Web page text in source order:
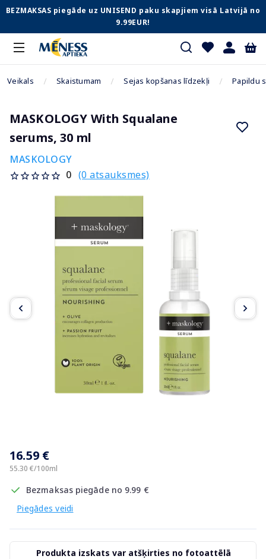
BEZMAKSAS piegāde uz UNISEND paku skapjiem visā Latvijā no
9.99EUR!
Veikals Skaistumam Sejas kopšanas līdzekļi Papildu
MASKOLOGY With Squalane
serums, 30 ml
MASKOLOGY
0 (0 atsauksmes)
16.59 €
55.30 €/100ml
Bezmaksas piegāde no 9.99 €
Piegādes veidi
Produkta izskats var atšķirties no fotoattēlā